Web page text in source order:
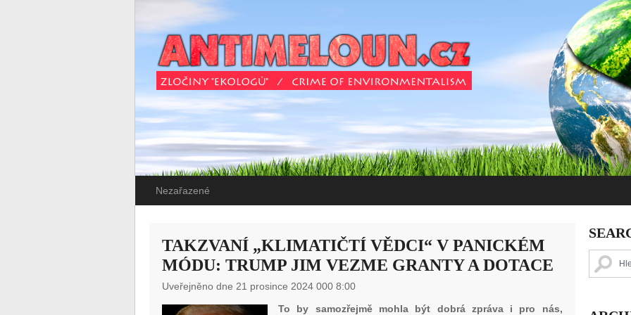
Nezařazené
TAKZVANÍ „KLIMATIČTÍ VĚDCI“ V PANICKÉM
MÓDU: TRUMP JIM VEZME GRANTY A DOTACE
Uveřejněno dne 21 prosince 2024 000 8:00
To by samozřejmě mohla být dobrá zpráva i pro nás,